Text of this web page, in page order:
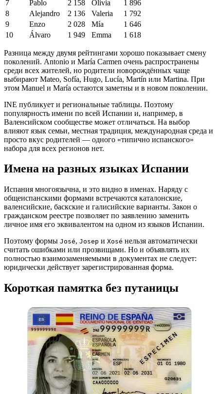
7 Pablo 2 158 Olivia
1 896
8
Alejandro 2 136 Valeria
1 792
9
Enzo 2 028 Mía
1 646
10
Álvaro 1 949 Emma 1 618
Разница между двумя рейтингами хорошо показывает смену
поколений. Antonio и María Carmen очень распространены
среди всех жителей, но родители новорождённых чаще
выбирают Mateo, Sofía, Hugo, Lucía, Martín или Martina. При
этом Manuel и María остаются заметны и в новом поколении.
INE публикует и региональные таблицы. Поэтому
популярность имени по всей Испании и, например, в
Валенсийском сообществе может отличаться. На выбор
влияют язык семьи, местная традиция, международная среда и
просто вкус родителей — одного «типично испанского»
набора для всех регионов нет.
Имена на разных языках Испании
Испания многоязычна, и это видно в именах. Наряду с
общеиспанскими формами встречаются каталонские,
валенсийские, баскские и галисийские варианты. Закон о
гражданском реестре позволяет по заявлению заменить
личное имя его эквивалентом на одном из языков Испании.
Поэтому формы José, Josep и Xosé нельзя автоматически
считать ошибками или прозвищами. Но и объявлять их
полностью взаимозаменяемыми в документах не следует:
юридически действует зарегистрированная форма.
Короткая памятка без путаницы